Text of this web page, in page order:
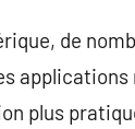
de
plus